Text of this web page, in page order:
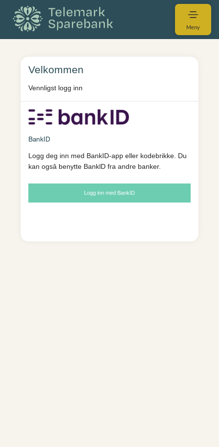
Meny
Velkommen
Vennligst logg inn
BankID
Logg deg inn med BankID-app eller kodebrikke. Du
kan ogsâ benytte BanklD fra andre banker.
Logg inn med BankID